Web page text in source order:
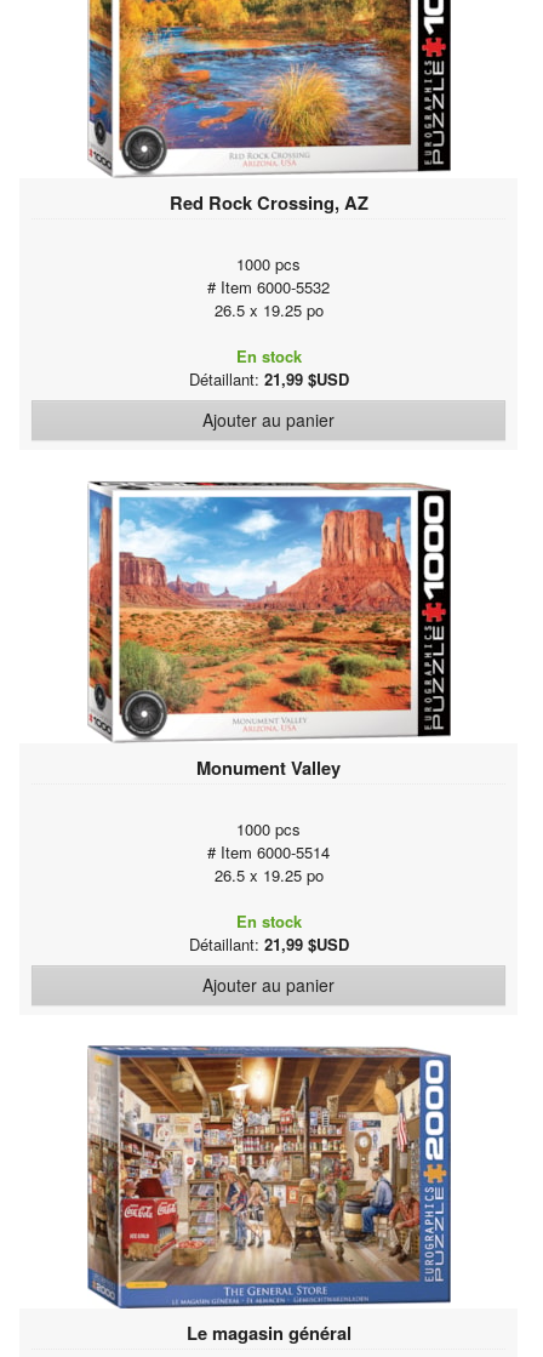
Red Rock Crossing, AZ
1000 pcs
# Item 6000-5532
26.5 x 19.25 po
En stock
Détaillant: 21,99 $USD
Ajouter au panier
Monument Valley
1000 pcs
# Item 6000-5514
26.5 x 19.25 po
En stock
Détaillant: 21,99 $USD
Ajouter au panier
Le magasin général